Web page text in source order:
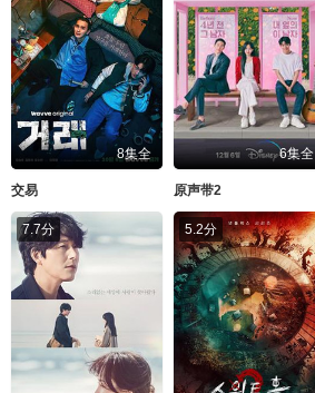
8集全
交易
6集全
原声带2
7.7分 5.2分